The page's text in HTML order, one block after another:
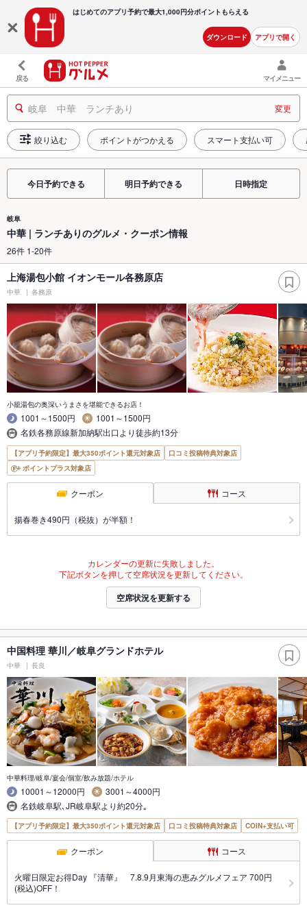
はじめてのアプリ予約で最大1,000円分ポイントもらえる
ダウンロード アプリで開く
戻る マイメニュー
岐阜 中華 ランチあり 変更
絞り込む ポイントがつかえる スマート支払い可
今日予約できる 明日予約できる 日時指定
岐阜
中華 | ランチありのグルメ・クーポン情報
26件 1-20件
上海湯包小館 イオンモール各務原店
中華 各務原
小籠湯包の奥深いうまさを堪能できるお店！
1001～1500円
1001～1500円
名鉄各務原線新加納駅出口より徒歩約13分
【アプリ予約限定】最大350ポイント還元対象店
口コミ投稿特典対象店
ポイントプラス対象店
クーポン コース
揚春巻き490円（税抜）が半額！
カレンダーの更新に失敗しました。
下記ボタンを押して空席状況を更新してください。
空席状況を更新する
中国料理 華川／岐阜グランドホテル
中華 長良
中華料理/岐阜/宴会/個室/飲み放題/ホテル
10001～12000円
3001～4000円
名鉄岐阜駅､JR岐阜駅より約20分｡
【アプリ予約限定】最大350ポイント還元対象店 口コミ投稿特典対象店 COIN+支払い可
クーポン コース
火曜日限定お得Day 『清華』 7.8.9月東海の恵みグルメフェア 700円
(税込)OFF！